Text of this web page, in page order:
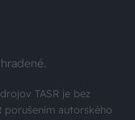
TASR je bez
porušením autorského